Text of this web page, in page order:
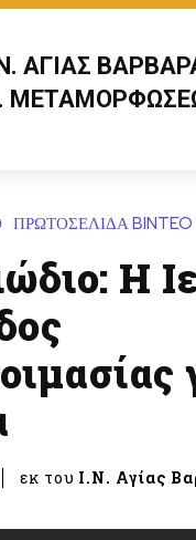
ΑΓΙΑΣ
ΠΡΩΤΟΣΕΛΙΔΑ BINTEO
Η
εκ του Ι.Ν. Αγίας